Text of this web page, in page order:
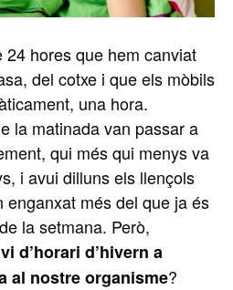
24 hores que hem canviat
del cotxe i que els mòbils
una hora.
la matinada van passar a
qui més qui menys va
i avui dilluns els llençols
enganxat més del que ja és
la setmana. Però,
d’horari d’hivern a
al nostre organisme?